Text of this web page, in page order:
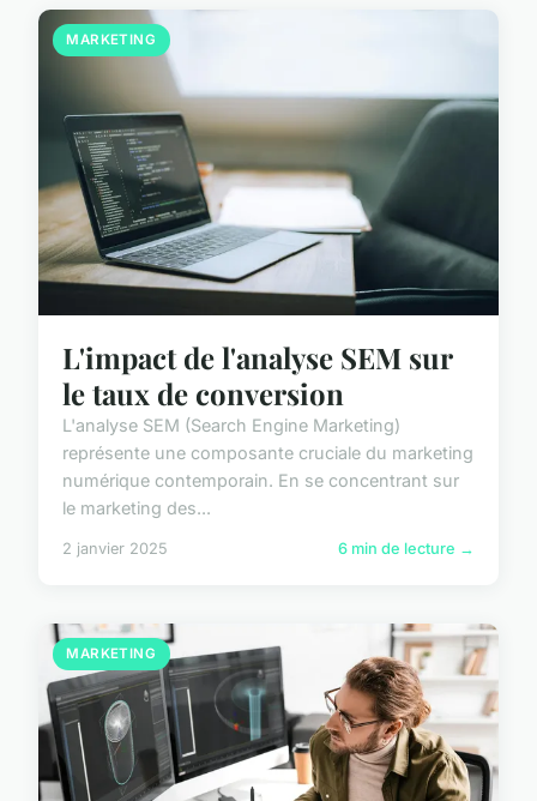
MARKETING
L'impact de l'analyse SEM sur
le taux de conversion
L'analyse SEM (Search Engine Marketing)
représente une composante cruciale du marketing
numérique contemporain. En se concentrant sur
le marketing des...
2 janvier 2025 6 min de lecture →
MARKETING